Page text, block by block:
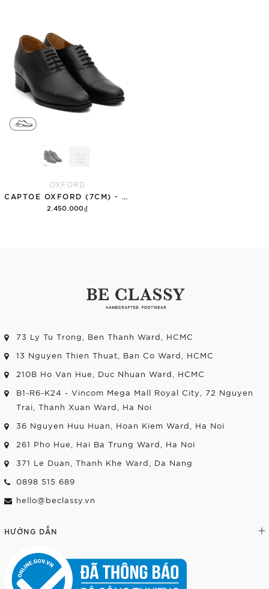
OXFORD
2.450.000₫
73 Ly Tu Trong, Ben Thanh Ward, HCMC
13 Nguyen Thien Thuat, Ban Co Ward, HCMC
210B Ho Van Hue, Duc Nhuan Ward, HCMC
B1-R6-K24 - Vincom Mega Mall Royal City, 72 Nguyen
Trai, Thanh Xuan Ward, Ha Noi
36 Nguyen Huu Huan, Hoan Kiem Ward, Ha Noi
261 Pho Hue, Hai Ba Trung Ward, Ha Noi
371 Le Duan, Thanh Khe Ward, Da Nang
0898 515 689
hello@beclassy.vn
HƯỚNG DẪN